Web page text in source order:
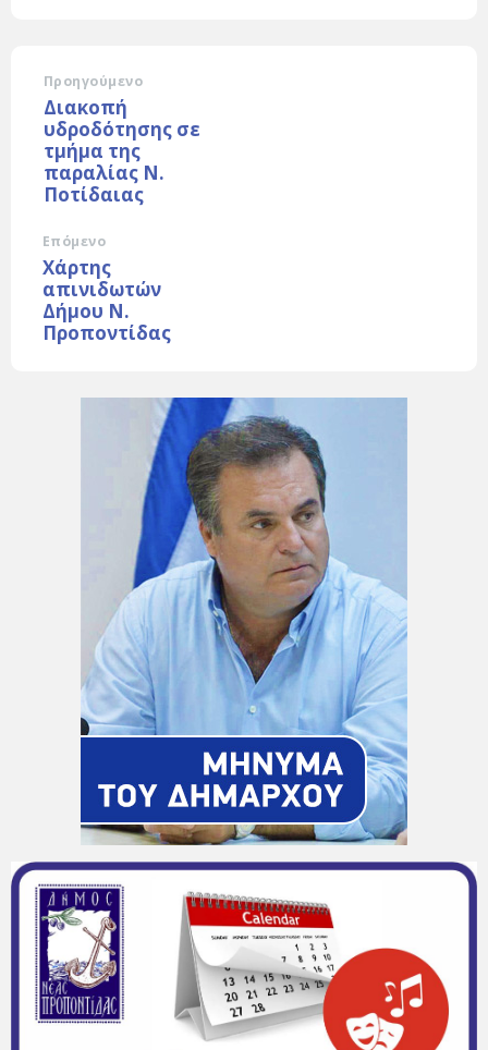
Προηγούμενο
Διακοπή
υδροδότησης σε
τμήμα της
παραλίας Ν.
Ποτίδαιας
Επόμενο
Χάρτης
απινιδωτών
Δήμου Ν.
Προποντίδας